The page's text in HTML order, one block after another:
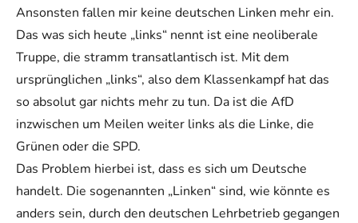
Ansonsten fallen mir keine deutschen Linken mehr ein.
Das was sich heute „links“ nennt ist eine neoliberale
Truppe, die stramm transatlantisch ist. Mit dem
ursprünglichen „links“, also dem Klassenkampf hat das
so absolut gar nichts mehr zu tun. Da ist die AfD
inzwischen um Meilen weiter links als die Linke, die
Grünen oder die SPD.
Das Problem hierbei ist, dass es sich um Deutsche
handelt. Die sogenannten „Linken“ sind, wie könnte es
anders sein, durch den deutschen Lehrbetrieb gegangen